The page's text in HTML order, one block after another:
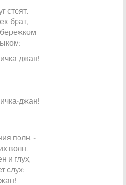
стоят.
брат,
джан!
джан!
полн, -
волн.
и глух,
слух: